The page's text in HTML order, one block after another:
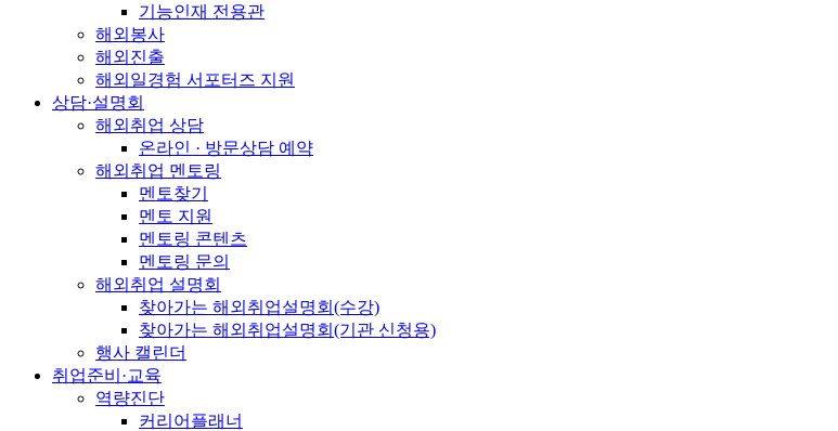
기능인재 전용관
해외봉사
해외진출
해외일경험 서포터즈 지원
상담·설명회
해외취업 상담
온라인 · 방문상담 예약
해외취업 멘토링
멘토찾기
멘토 지원
멘토링 콘텐츠
멘토링 문의
해외취업 설명회
찾아가는 해외취업설명회(수강)
찾아가는 해외취업설명회(기관 신청용)
행사 캘린더
취업준비·교육
역량진단
커리어플래너